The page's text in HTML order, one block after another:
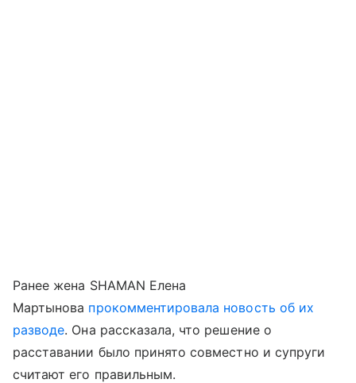
Ранее жена SHAMAN Елена
Мартынова прокомментировала новость об их
разводе. Она рассказала, что решение о
расставании было принято совместно и супруги
считают его правильным.